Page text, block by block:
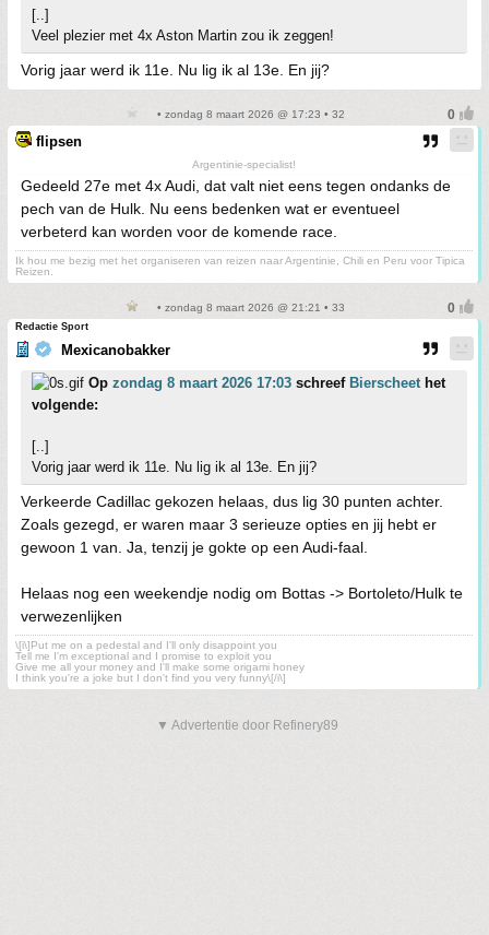
[..]
Veel plezier met 4x Aston Martin zou ik zeggen!
Vorig jaar werd ik 11e. Nu lig ik al 13e. En jij?
• zondag 8 maart 2026 @ 17:23 • 32
flipsen
Argentinie-specialist!
Gedeeld 27e met 4x Audi, dat valt niet eens tegen ondanks de
pech van de Hulk. Nu eens bedenken wat er eventueel
verbeterd kan worden voor de komende race.
Ik hou me bezig met het organiseren van reizen naar Argentinie, Chili en Peru voor Tipica
Reizen.
• zondag 8 maart 2026 @ 21:21 • 33
Redactie Sport
Mexicanobakker
Op zondag 8 maart 2026 17:03 schreef Bierscheet het
volgende:
[..]
Vorig jaar werd ik 11e. Nu lig ik al 13e. En jij?
Verkeerde Cadillac gekozen helaas, dus lig 30 punten achter.
Zoals gezegd, er waren maar 3 serieuze opties en jij hebt er
gewoon 1 van. Ja, tenzij je gokte op een Audi-faal.
Helaas nog een weekendje nodig om Bottas -> Bortoleto/Hulk te
verwezenlijken
\[i\]Put me on a pedestal and I'll only disappoint you
Tell me I'm exceptional and I promise to exploit you
Give me all your money and I'll make some origami honey
I think you're a joke but I don't find you very funny\[/i\]
▼ Advertentie door Refinery89